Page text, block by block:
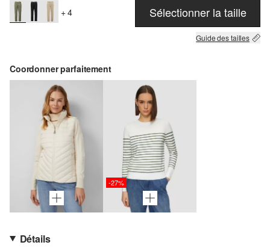
+ 4 Sélectionner la taille
Guide des tailles
Coordonner parfaitement
-27%
Détails